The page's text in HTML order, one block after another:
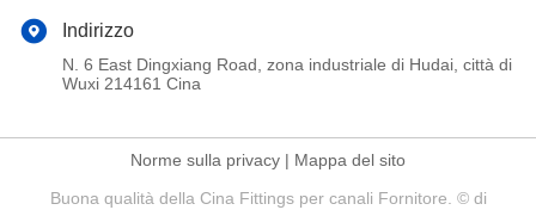
Indirizzo
N. 6 East Dingxiang Road, zona industriale di Hudai, città di
Wuxi 214161 Cina
Norme sulla privacy | Mappa del sito
Buona qualità della Cina Fittings per canali Fornitore. © di